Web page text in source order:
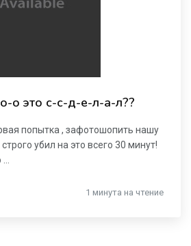
о это с-с-д-е-л-а-л??
попытка , зафотошопить нашу
убил на это всего 30 минут!
1 минута на чтение